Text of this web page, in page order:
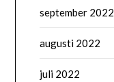
september 2022
augusti 2022
juli 2022